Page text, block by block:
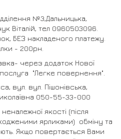
№3,Дальницька,
Віталій, тел 0960503096.
БЕЗ накладеного платежу.
- 200рн.
через додаток Нової
"Легке повернення".
вул. вул. Пішонівська,
050-55-33-000
якості (після
ярликами) обміну та
Якщо повертається Вами